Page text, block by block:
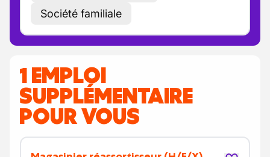
Société familiale
1 EMPLOI
SUPPLÉMENTAIRE
POUR VOUS